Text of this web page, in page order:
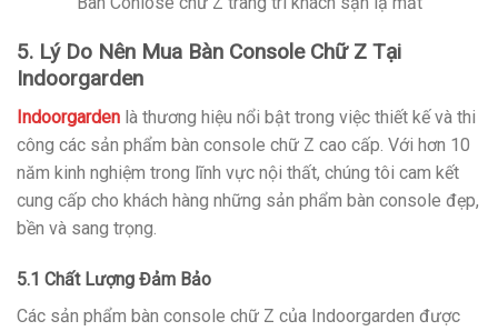
5. Lý Do Nên Mua Bàn Console Chữ Z Tại
Indoorgarden
Indoorgarden là thương hiệu nổi bật trong việc thiết kế và thi
công các sản phẩm bàn console chữ Z cao cấp. Với hơn 10
năm kinh nghiệm trong lĩnh vực nội thất, chúng tôi cam kết
cung cấp cho khách hàng những sản phẩm bàn console đẹp,
bền và sang trọng.
5.1 Chất Lượng Đảm Bảo
Các sản phẩm bàn console chữ Z của Indoorgarden được